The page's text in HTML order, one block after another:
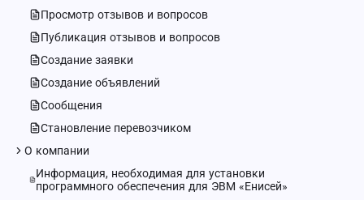
Просмотр отзывов и вопросов
Публикация отзывов и вопросов
Создание заявки
Создание объявлений
Сообщения
Становление перевозчиком
О компании
Информация, необходимая для установки
программного обеспечения для ЭВМ «Енисей»